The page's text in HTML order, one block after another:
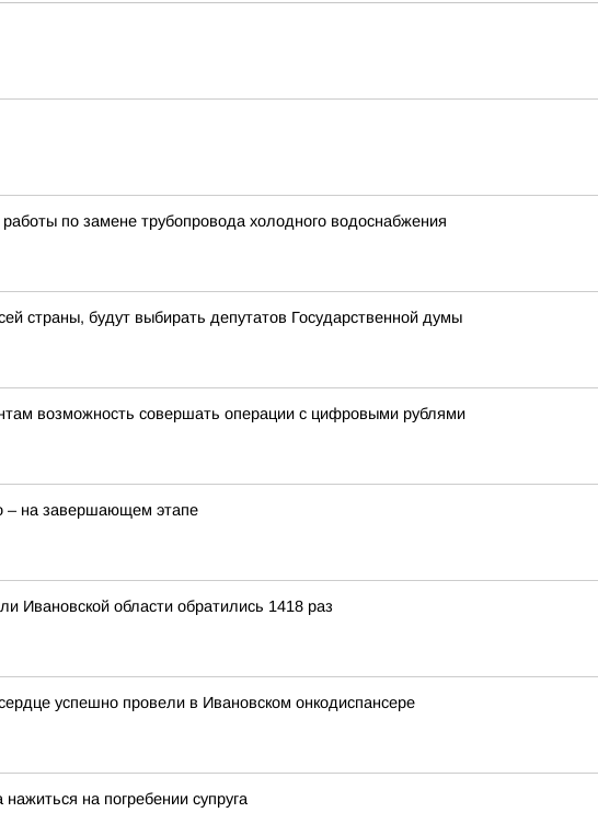
по замене трубопровода холодного водоснабжения
страны, будут выбирать депутатов Государственной думы
возможность совершать операции с цифровыми рублями
– на завершающем этапе
Ивановской области обратились 1418 раз
успешно провели в Ивановском онкодиспансере
на погребении супруга